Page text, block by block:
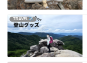
TRAVEL